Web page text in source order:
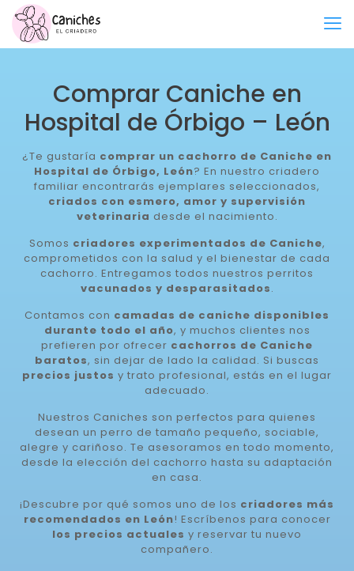
Comprar Caniche en
Hospital de Órbigo – León
¿Te gustaría comprar un cachorro de Caniche en
Hospital de Órbigo, León? En nuestro criadero
familiar encontrarás ejemplares seleccionados,
criados con esmero, amor y supervisión
veterinaria desde el nacimiento.
Somos criadores experimentados de Caniche,
comprometidos con la salud y el bienestar de cada
cachorro. Entregamos todos nuestros perritos
vacunados y desparasitados.
Contamos con camadas de caniche disponibles
durante todo el año, y muchos clientes nos
prefieren por ofrecer cachorros de Caniche
baratos, sin dejar de lado la calidad. Si buscas
precios justos y trato profesional, estás en el lugar
adecuado.
Nuestros Caniches son perfectos para quienes
desean un perro de tamaño pequeño, sociable,
alegre y cariñoso. Te asesoramos en todo momento,
desde la elección del cachorro hasta su adaptación
en casa.
¡Descubre por qué somos uno de los criadores más
recomendados en León! Escríbenos para conocer
los precios actuales y reservar tu nuevo
compañero.